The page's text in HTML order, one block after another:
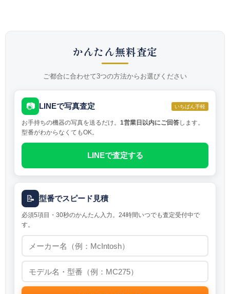
かんたん無料査定
ご都合に合わせて3つの方法からお選びください
📷 LINEで写真査定 いちばん手軽
お手持ちの機器の写真を送るだけ。 1営業日以内にご回答します。
型番がわからなくてもOK。
LINEで査定する
📝 型番でスピード見積
必須5項目・30秒のかんたん入力。24時間いつでも査定受付中で
す。